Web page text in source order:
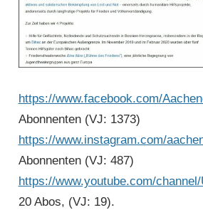
https://www.facebook.com/
Abonnenten (VJ: 1373)
https://www.instagram.com/
Abonnenten (VJ: 487)
https://www.youtube.com/
20 Abos, (VJ: 19).